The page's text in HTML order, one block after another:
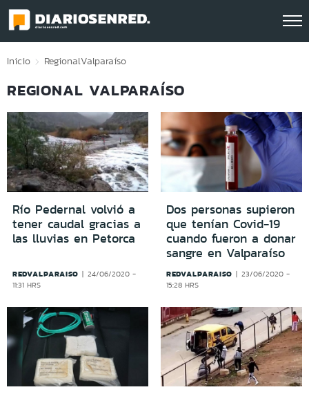
Click acá para ir directamente al contenido
Inicio RegionalValparaíso
REGIONAL VALPARAÍSO
Río Pedernal volvió a
tener caudal gracias a
las lluvias en Petorca
REDVALPARAISO
24/06/2020 -
11:31 HRS
Dos personas supieron
que tenían Covid-19
cuando fueron a donar
sangre en Valparaíso
REDVALPARAISO
23/06/2020 -
15:28 HRS